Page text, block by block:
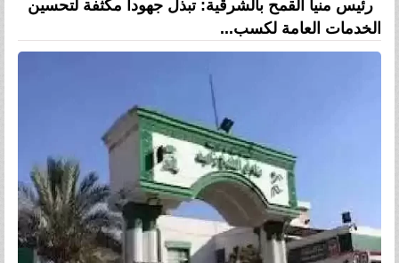
رئيس منيا القمح بالشرقية: تبذل جهوداً مكثفة لتحسين
الخدمات العامة لكسب...